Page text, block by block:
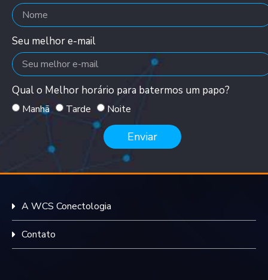
Seu melhor e-mail
Qual o Melhor horário para batermos um papo?
Manhã Tarde Noite
Enviar
A WCS Conectologia
Contato